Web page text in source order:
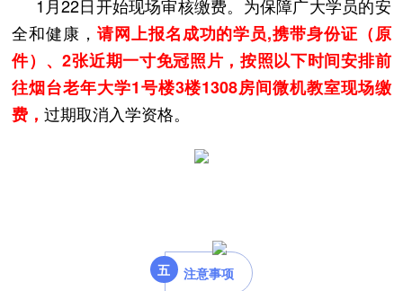
1月22日开始现场审核缴费。为保障广大学员的安
全和健康，请网上报名成功的学员,携带身份证（原
件）、2张近期一寸免冠照片，按照以下时间安排前
往烟台老年大学1号楼3楼1308房间微机教室现场缴
费，过期取消入学资格。
五 注意事项